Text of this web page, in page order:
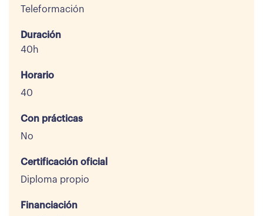
Teleformación
Duración
40h
Horario
40
Con prácticas
No
Certificación oficial
Diploma propio
Financiación